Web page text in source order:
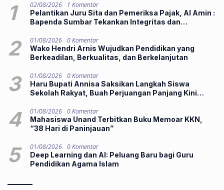
1 02/08/2026
1 Komentar
Pelantikan Juru Sita dan Pemeriksa Pajak, Al Amin :
Bapenda Sumbar Tekankan Integritas dan
2 01/08/2026 0 Komentar
Wako Hendri Arnis Wujudkan Pendidikan yang
Berkeadilan, Berkualitas, dan Berkelanjutan
3 01/08/2026 0 Komentar
Haru Bupati Annisa Saksikan Langkah Siswa
Sekolah Rakyat, Buah Perjuangan Panjang Kini
4 01/08/2026 0 Komentar
Mahasiswa Unand Terbitkan Buku Memoar KKN,
“38 Hari di Paninjauan”
5 01/08/2026 0 Komentar
Deep Learning dan AI: Peluang Baru bagi Guru
Pendidikan Agama Islam